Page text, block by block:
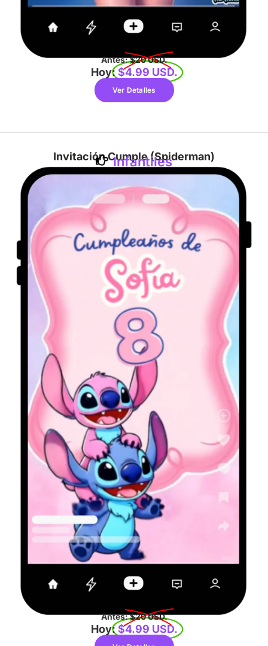
Hoy:$4.99 USD.
Ver Detalles
Antes:$20 USD.
Invitación Cumple (Spiderman)
Infantiles
Hoy:$4.99 USD.
Antes:$20 USD.